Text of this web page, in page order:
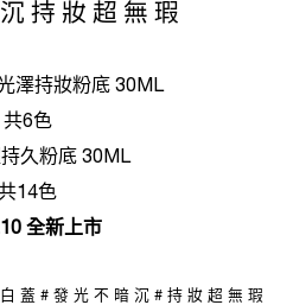
持 妝 超 無 瑕
澤持妝粉底 30ML
共6色
久粉底 30ML
14色
全新上市
蓋 # 發 光 不 暗 沉 # 持 妝 超 無 瑕